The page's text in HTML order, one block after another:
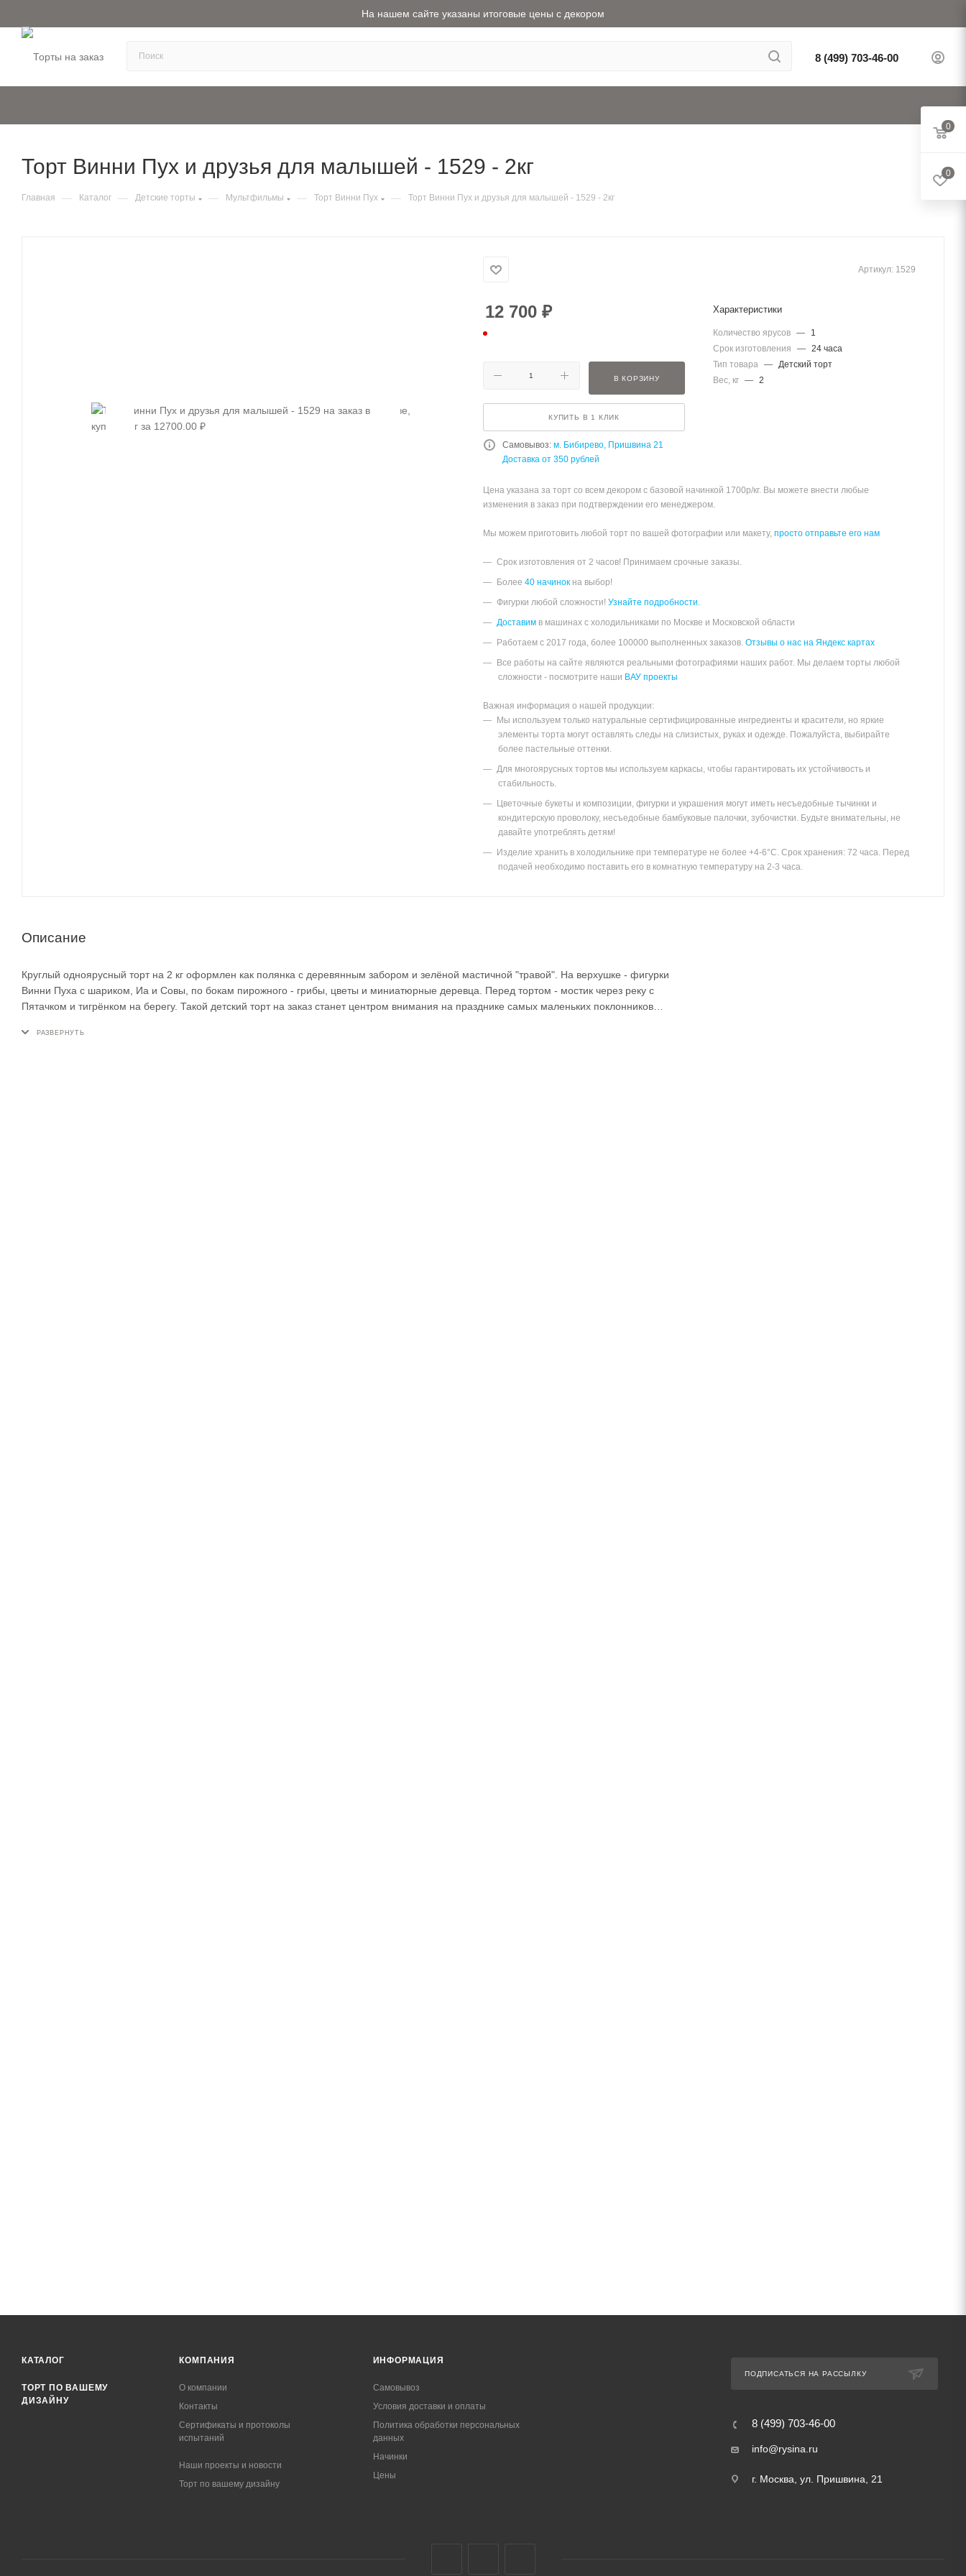
На нашем сайте указаны итоговые цены с декором
8 (499) 703-46-00
Торт Винни Пух и друзья для малышей - 1529 - 2кг
Главная — Каталог — Детские торты — Мультфильмы — Торт Винни Пух — Торт Винни Пух и друзья для малышей - 1529 - 2кг
Артикул: 1529
12 700 ₽
В КОРЗИНУ
КУПИТЬ В 1 КЛИК
Самовывоз: м. Бибирево, Пришвина 21
Доставка от 350 рублей
Характеристики
Количество ярусов —
1
Срок изготовления
— 24 часа
Тип товара — Детский торт
Вес, кг — 2
Цена указана за торт со всем декором с базовой начинкой 1700р/кг. Вы можете внести любые
изменения в заказ при подтверждении его менеджером.
Мы можем приготовить любой торт по вашей фотографии или макету, просто отправьте его нам
Срок изготовления от 2 часов! Принимаем срочные заказы.
Более 40 начинок на выбор!
Фигурки любой сложности! Узнайте подробности.
Доставим в машинах с холодильниками по Москве и Московской области
Работаем с 2017 года, более 100000 выполненных заказов. Отзывы о нас на Яндекс картах
Все работы на сайте являются реальными фотографиями наших работ. Мы делаем торты любой
сложности - посмотрите наши ВАУ проекты
Важная информация о нашей продукции:
Мы используем только натуральные сертифицированные ингредиенты и красители, но яркие
элементы торта могут оставлять следы на слизистых, руках и одежде. Пожалуйста, выбирайте
более пастельные оттенки.
Для многоярусных тортов мы используем каркасы, чтобы гарантировать их устойчивость и
стабильность.
Цветочные букеты и композиции, фигурки и украшения могут иметь несъедобные тычинки и
кондитерскую проволоку, несъедобные бамбуковые палочки, зубочистки. Будьте внимательны, не
давайте употреблять детям!
Изделие хранить в холодильнике при температуре не более +4-6°С. Срок хранения: 72 часа. Перед
подачей необходимо поставить его в комнатную температуру на 2-3 часа.
Описание
Круглый одноярусный торт на 2 кг оформлен как полянка с деревянным забором и зелёной мастичной "травой". На верхушке - фигурки
Винни Пуха с шариком, Иа и Совы, по бокам пирожного - грибы, цветы и миниатюрные деревца. Перед тортом - мостик через реку с
Пятачком и тигрёнком на берегу. Такой детский торт на заказ станет центром внимания на празднике самых маленьких поклонников
КАТАЛОГ
ТОРТ ПО ВАШЕМУ
ДИЗАЙНУ
КОМПАНИЯ
О компании
Контакты
Сертификаты и протоколы
испытаний
Наши проекты и новости
Торт по вашему дизайну
ИНФОРМАЦИЯ
Самовывоз
Условия доставки и оплаты
Политика обработки персональных
данных
Начинки
Цены
ПОДПИСАТЬСЯ НА РАССЫЛКУ
8 (499) 703-46-00
info@rysina.ru
г. Москва, ул. Пришвина, 21
0
0